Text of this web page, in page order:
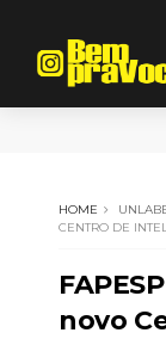
HOME
CENTRO DE
novo